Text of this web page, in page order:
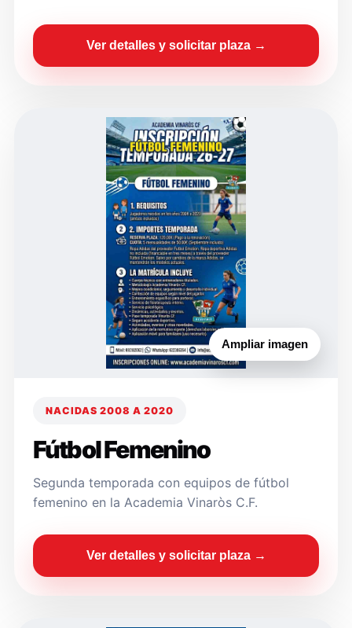
Ver detalles y solicitar plaza →
Ampliar imagen
NACIDAS 2008 A 2020
Fútbol Femenino
Segunda temporada con equipos de fútbol
femenino en la Academia Vinaròs C.F.
Ver detalles y solicitar plaza →